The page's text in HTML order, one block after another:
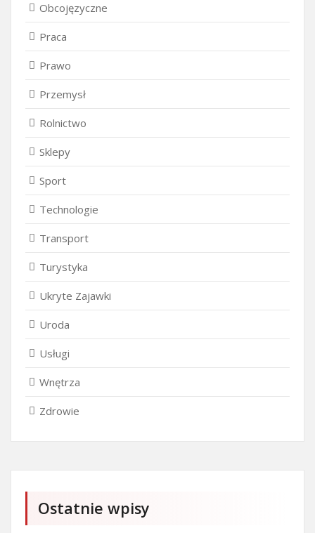
Obcojęzyczne
Praca
Prawo
Przemysł
Rolnictwo
Sklepy
Sport
Technologie
Transport
Turystyka
Ukryte Zajawki
Uroda
Usługi
Wnętrza
Zdrowie
Ostatnie wpisy